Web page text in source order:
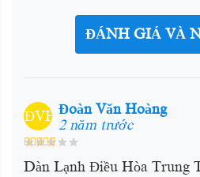
ĐÁNH GIÁ VÀ
ĐVH Đoàn Văn Hoàng
2 năm trước
Dàn Lạnh Điều Hòa Trung